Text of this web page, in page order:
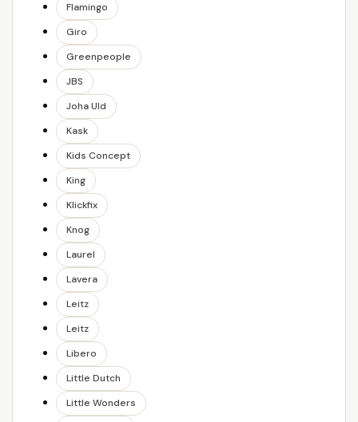
Flamingo
Giro
Greenpeople
JBS
Joha Uld
Kask
Kids Concept
King
Klickfix
Knog
Laurel
Lavera
Leitz
Leitz
Libero
Little Dutch
Little Wonders